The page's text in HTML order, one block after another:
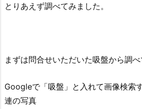
とりあえず調べてみました。
まずは問合せいただいた吸盤から調べ
Googleで「吸盤」と入れて画像検索
連の写真